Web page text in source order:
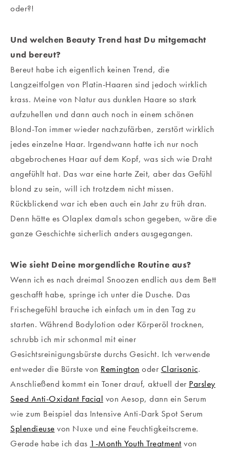
oder?!
Und welchen Beauty Trend hast Du mitgemacht
und bereut?
Bereut habe ich eigentlich keinen Trend, die
Langzeitfolgen von Platin-Haaren sind jedoch wirklich
krass. Meine von Natur aus dunklen Haare so stark
aufzuhellen und dann auch noch in einem schönen
Blond-Ton immer wieder nachzufärben, zerstört wirklich
jedes einzelne Haar. Irgendwann hatte ich nur noch
abgebrochenes Haar auf dem Kopf, was sich wie Draht
angefühlt hat. Das war eine harte Zeit, aber das Gefühl
blond zu sein, will ich trotzdem nicht missen.
Rückblickend war ich eben auch ein Jahr zu früh dran.
Denn hätte es Olaplex damals schon gegeben, wäre die
ganze Geschichte sicherlich anders ausgegangen.
Wie sieht Deine morgendliche Routine aus?
Wenn ich es nach dreimal Snoozen endlich aus dem Bett
geschafft habe, springe ich unter die Dusche. Das
Frischegefühl brauche ich einfach um in den Tag zu
starten. Während Bodylotion oder Körperöl trocknen,
schrubb ich mir schonmal mit einer
Gesichtsreinigungsbürste durchs Gesicht. Ich verwende
entweder die Bürste von Remington oder Clarisonic.
Anschließend kommt ein Toner drauf, aktuell der Parsley
Seed Anti-Oxidant Facial von Aesop, dann ein Serum
wie zum Beispiel das Intensive Anti-Dark Spot Serum
Splendieuse von Nuxe und eine Feuchtigkeitscreme.
Gerade habe ich das 1-Month Youth Treatment von